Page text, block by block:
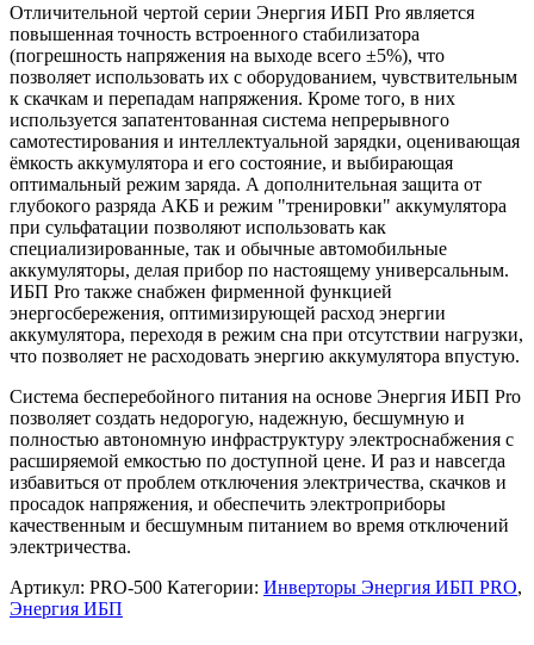
Отличительной чертой серии Энергия ИБП Pro является
повышенная точность встроенного стабилизатора
(погрешность напряжения на выходе всего ±5%), что
позволяет использовать их с оборудованием, чувствительным
к скачкам и перепадам напряжения. Кроме того, в них
используется запатентованная система непрерывного
самотестирования и интеллектуальной зарядки, оценивающая
ёмкость аккумулятора и его состояние, и выбирающая
оптимальный режим заряда. А дополнительная защита от
глубокого разряда АКБ и режим "тренировки" аккумулятора
при сульфатации позволяют использовать как
специализированные, так и обычные автомобильные
аккумуляторы, делая прибор по настоящему универсальным.
ИБП Pro также снабжен фирменной функцией
энергосбережения, оптимизирующей расход энергии
аккумулятора, переходя в режим сна при отсутствии нагрузки,
что позволяет не расходовать энергию аккумулятора впустую.
Система бесперебойного питания на основе Энергия ИБП Pro
позволяет создать недорогую, надежную, бесшумную и
полностью автономную инфраструктуру электроснабжения с
расширяемой емкостью по доступной цене. И раз и навсегда
избавиться от проблем отключения электричества, скачков и
просадок напряжения, и обеспечить электроприборы
качественным и бесшумным питанием во время отключений
электричества.
Артикул: PRO-500 Категории: Инверторы Энергия ИБП PRO,
Энергия ИБП